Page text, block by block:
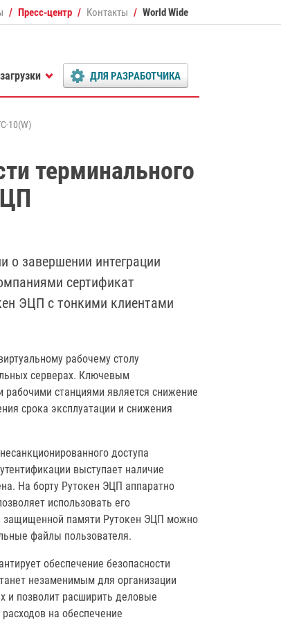
Пресс-центр Контакты World Wide
ДЛЯ РАЗРАБОТЧИКА
10(W)
терминального
о завершении интеграции
сертификат
ЭЦП с тонкими клиентами
рабочему столу
серверах. Ключевым
станциями является снижение
срока эксплуатации и снижения
доступа
выступает наличие
На борту Рутокен ЭЦП аппаратно
использовать его
защищенной памяти Рутокен ЭЦП можно
файлы пользователя.
обеспечение безопасности
незаменимым для организации
и позволит расширить деловые
на обеспечение